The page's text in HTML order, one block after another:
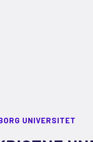
UNIVERSITET